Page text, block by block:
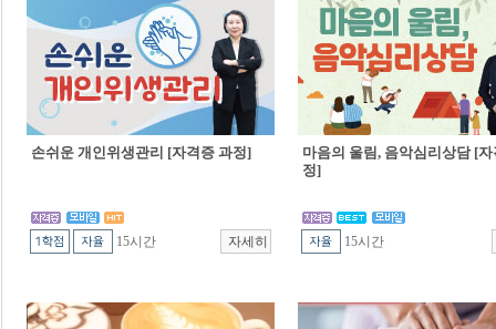
손쉬운 개인위생관리 [자격증 과정]
15시간
마음의 울림, 음악심리상담 [
정]
15시간